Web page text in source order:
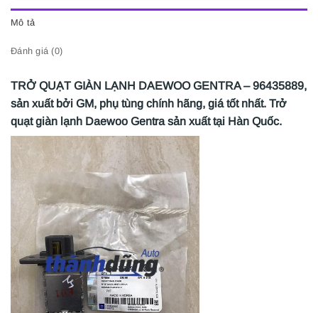
Mô tả
Đánh giá (0)
TRỞ QUẠT GIÀN LẠNH DAEWOO GENTRA – 96435889,
sản xuất bởi GM, phụ tùng chính hãng, giá tốt nhất. Trở
quạt giàn lạnh Daewoo Gentra sản xuất tại Hàn Quốc.